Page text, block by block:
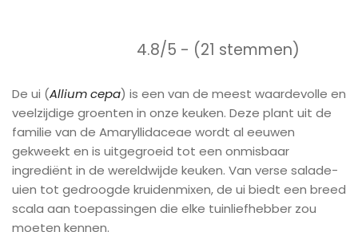
4.8/5 - (21 stemmen)
De ui (Allium cepa) is een van de meest waardevolle en
veelzijdige groenten in onze keuken. Deze plant uit de
familie van de Amaryllidaceae wordt al eeuwen
gekweekt en is uitgegroeid tot een onmisbaar
ingrediënt in de wereldwijde keuken. Van verse salade-
uien tot gedroogde kruidenmixen, de ui biedt een breed
scala aan toepassingen die elke tuinliefhebber zou
moeten kennen.